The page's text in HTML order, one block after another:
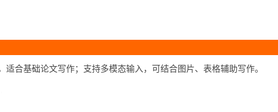
合基础论文写作；支持多模态输入，可结合图片、表格辅助写作。